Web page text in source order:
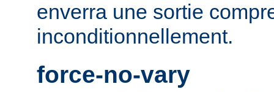
enverra une sortie
inconditionnellement.
force-no-vary